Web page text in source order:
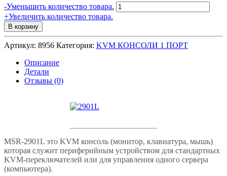
-Уменьшить количество товара. Количество
товара
NR-
MSR2901L,
Negorack
+Увеличить количество товара.
В корзину
Артикул: 8956 Категория: KVM КОНСОЛИ 1 ПОРТ
Описание
Детали
Отзывы (0)
MSR-2901L это KVM консоль (монитор, клавиатура, мышь)
которая служит периферийным устройством для стандартных
KVM-переключателей или для управления одного сервера
(компьютера).